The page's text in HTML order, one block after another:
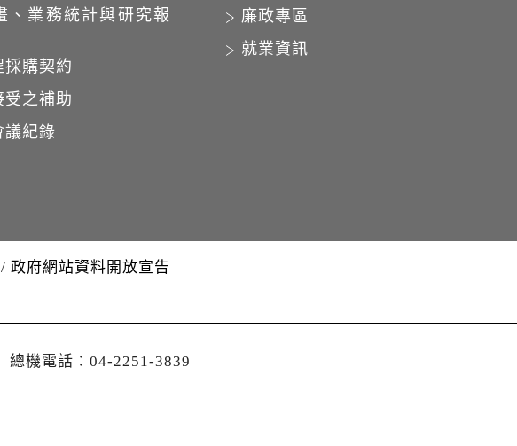
、業務統計與研究報
採購契約
受之補助
議紀錄
廉政專區
就業資訊
/ 政府網站資料開放宣告
總機電話：04-2251-3839